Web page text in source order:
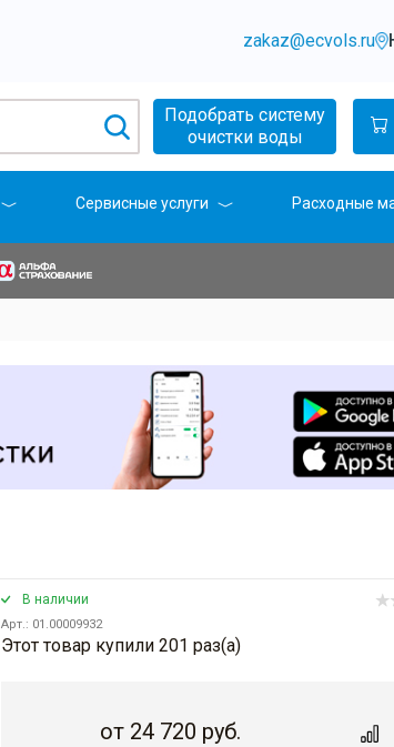
zakaz@ecvols.ru
Подобрать систему
очистки воды
Сервисные услуги Расходные
В наличии
Арт.: 01.00009932
Этот товар купили 201 раз(a)
от 24 720 руб.